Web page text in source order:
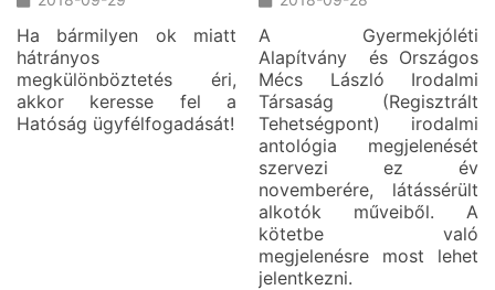
Ha bármilyen ok miatt
hátrányos
megkülönböztetés éri,
akkor keresse fel a
Hatóság ügyfélfogadását!
A Gyermekjóléti
Alapítvány és Országos
Mécs László Irodalmi
Társaság (Regisztrált
Tehetségpont) irodalmi
antológia megjelenését
szervezi ez év
novemberére, látássérült
alkotók műveiből. A
kötetbe való
megjelenésre most lehet
jelentkezni.